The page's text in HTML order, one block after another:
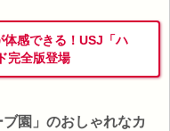
体感できる！USJ「ハ
完全版登場
園」のおしゃれなカ